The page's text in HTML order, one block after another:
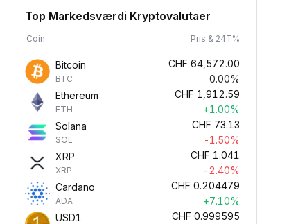
Top Markedsværdi Kryptovalutaer
Coin Pris & 24T%
Bitcoin
BTC
CHF 64,572.00
0.00%
Ethereum
ETH
CHF 1,912.59
+1.00%
Solana
SOL
CHF 73.13
-1.50%
XRP
XRP
CHF 1.041
-2.40%
Cardano
ADA
CHF 0.204479
+7.10%
USD1
CHF 0.999595